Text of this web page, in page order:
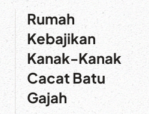
Rumah
Kebajikan
Kanak-Kanak
Cacat Batu
Gajah